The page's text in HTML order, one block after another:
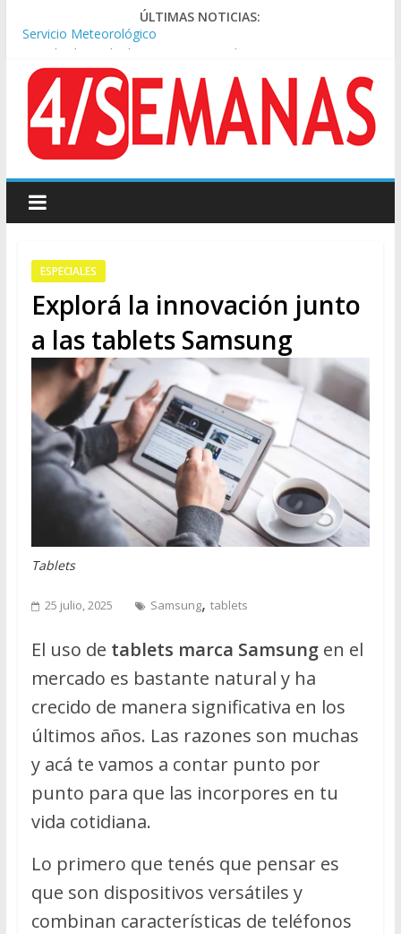
ÚLTIMAS NOTICIAS:
Los alquileres de departamentos en la CABA aumentaron
Represión frente al Congreso: tres detenidos durante la
protesta contra la Ley de Propiedad Privada
Sturzenegger defendió la Ley de Tierras y lamentó el retiro
del capítulo de extranjerización
Sáenz endurece su postura: rechaza cambios en Manejo del
Fuego y defiende la Ley de Tierras
Tormentas severas y fuertes ráfagas de viento: alerta del
Servicio Meteorológico
ESPECIALES
Explorá la innovación junto
a las tablets Samsung
Tablets
25 julio, 2025 Samsung, tablets
El uso de tablets marca Samsungen el
mercado es bastante natural y ha
crecido de manera significativa en los
últimos años. Las razones son muchas
y acá te vamos a contar punto por
punto para que las incorpores en tu
vida cotidiana.
Lo primero que tenés que pensar es
que son dispositivos versátiles y
combinan características de teléfonos